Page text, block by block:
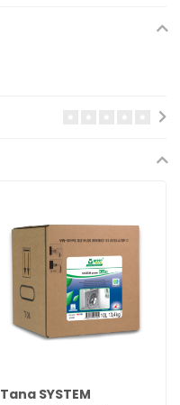
Tana SYSTEM